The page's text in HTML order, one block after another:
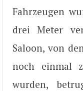
Fahrzeugen
drei Meter
Saloon, von
noch einmal
wurden,